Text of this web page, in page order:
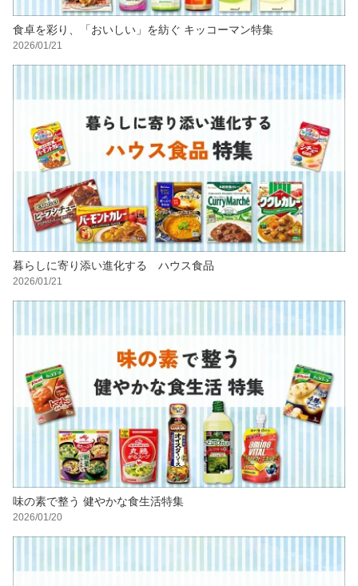
食卓を彩り、「おいしい」を紡ぐ キッコーマン特集
2026/01/21
暮らしに寄り添い進化する ハウス食品
2026/01/21
味の素で整う 健やかな食生活特集
2026/01/20